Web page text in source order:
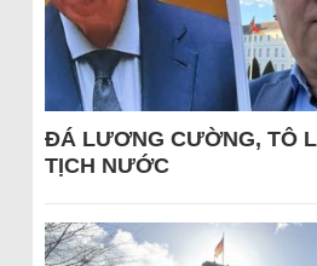
ĐÁ LƯƠNG CƯỜNG, TÔ
TỊCH NƯỚC